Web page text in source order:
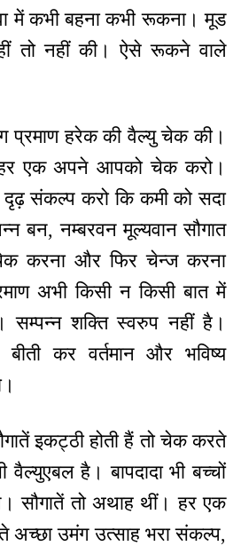
में कभी बहना कभी रूकना। मूड
तो नहीं की। ऐसे रूकने वाले
प्रमाण हरेक की वैल्यु चेक की।
हर एक अपने आपको चेक करो।
संकल्प करो कि कमी को सदा
बन, नम्बरवन मूल्यवान सौगात
करना और फिर चेन्ज करना
अभी किसी न किसी बात में
सम्पन्न शक्ति स्वरुप नहीं है।
कर वर्तमान और भविष्य
इकट्ठी होती हैं तो चेक करते
वैल्युएबल है। बापदादा भी बच्चों
सौगातें तो अथाह थीं। हर एक
उमंग उत्साह भरा संकल्प,